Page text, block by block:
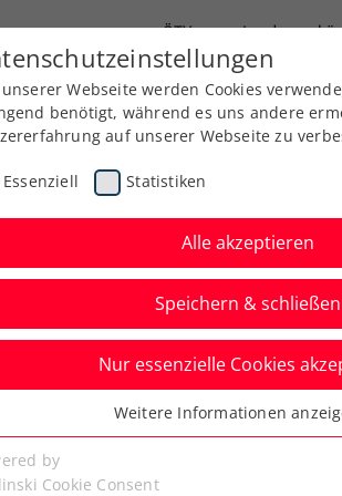
ÖTV
Ausbildung Services
Halbfinalmatch
Webseite werden Cookies
benötigt, während es uns andere
auf unserer Webseite zu
Essenziell Statistiken
Alle akzeptieren
Speichern & schließen
Nur essenzielle Cookies
Cookies werden für grundlegende
benötigt. Dadurch ist gewährleistet,
Weitere Informationen
by
Cookie Consent